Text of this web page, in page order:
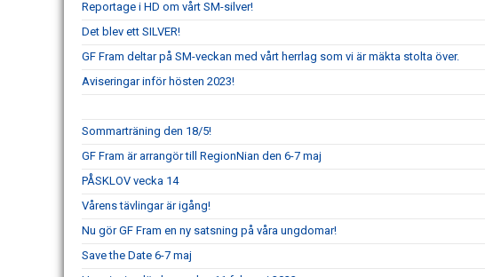
Reportage i HD om vårt SM-silver!
Det blev ett SILVER!
GF Fram deltar på SM-veckan med vårt herrlag som vi är mäkta stolta över.
Aviseringar inför hösten 2023!
Sommarträning den 18/5!
GF Fram är arrangör till RegionNian den 6-7 maj
PÅSKLOV vecka 14
Vårens tävlingar är igång!
Nu gör GF Fram en ny satsning på våra ungdomar!
Save the Date 6-7 maj